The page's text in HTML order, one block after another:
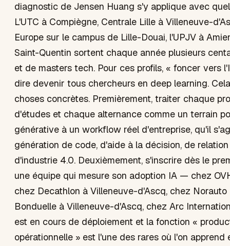
diagnostic de Jensen Huang s'y applique avec
L'UTC à Compiègne, Centrale Lille à Villeneuve-
Europe sur le campus de Lille-Douai, l'UPJV à
Saint-Quentin sortent chaque année plusieurs
et de masters tech. Pour ces profils, « foncer vers
dire devenir tous chercheurs en deep learning.
choses concrètes. Premièrement, traiter chaque
d'études et chaque alternance comme un terrain
générative à un workflow réel d'entreprise, qu'il
génération de code, d'aide à la décision, de
d'industrie 4.0. Deuxièmement, s'inscrire dès le
une équipe qui mesure son adoption IA — chez
chez Decathlon à Villeneuve-d'Ascq, chez Norauto
Bonduelle à Villeneuve-d'Ascq, chez Arc
est en cours de déploiement et la fonction «
opérationnelle » est l'une des rares où l'on apprend